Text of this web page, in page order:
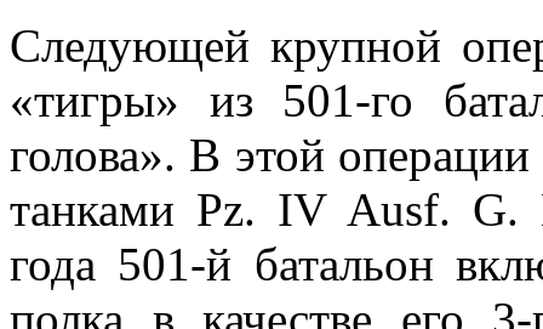
Следующей крупной
«тигры» из 501-го
голова». В этой
танками Pz. IV Ausf. G.
года 501-й батальон